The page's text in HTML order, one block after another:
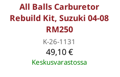
All Balls Carburetor
Rebuild Kit, Suzuki 04-08
RM250
K-26-1131
49,10 €
Keskusvarastossa